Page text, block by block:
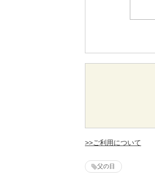
>>ご利用について
父の日